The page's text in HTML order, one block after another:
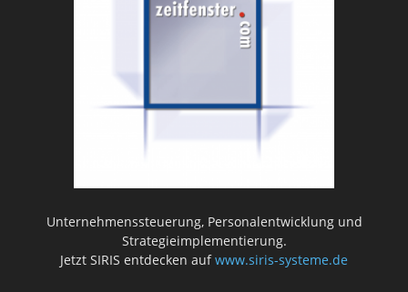
Unternehmenssteuerung, Personalentwicklung und
Strategieimplementierung.
Jetzt SIRIS entdecken aufwww.siris-systeme.de